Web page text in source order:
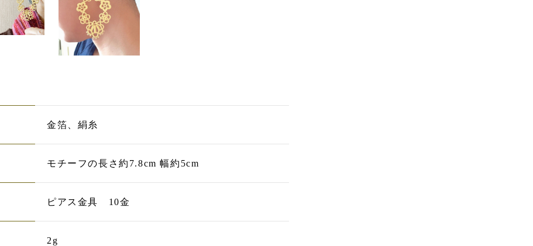
金箔、絹糸
モチーフの長さ約7.8cm 幅約5cm
ピアス金具 10金
2g